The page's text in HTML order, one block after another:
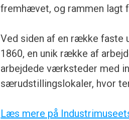
fremhævet, og rammen lagt
Ved siden af en række faste
1860, en unik række af
arbejdede værksteder med
særudstillingslokaler, hvor
Læs mere på